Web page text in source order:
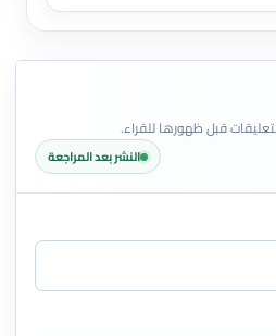
قبل ظهورها للقراء.
النشر بعد المراجعة